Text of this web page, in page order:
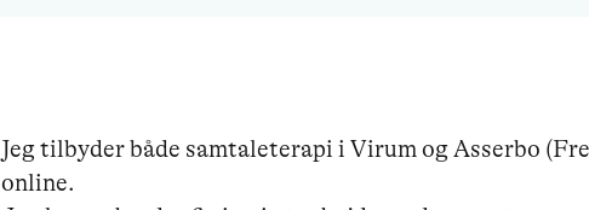
Jeg tilbyder både samtaleterapi i Virum og Asserbo
online.